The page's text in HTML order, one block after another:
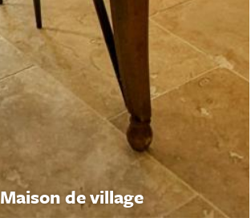
Maison de village